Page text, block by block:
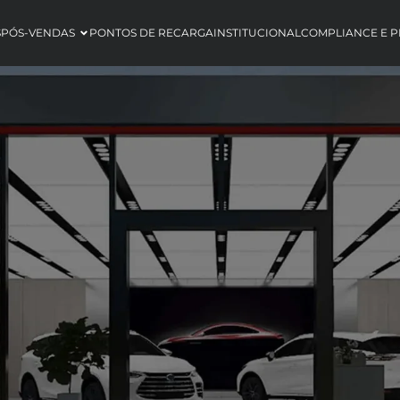
PÓS-VENDAS PONTOS DE RECARGAINSTITUCIONALCOMPLIANCE E